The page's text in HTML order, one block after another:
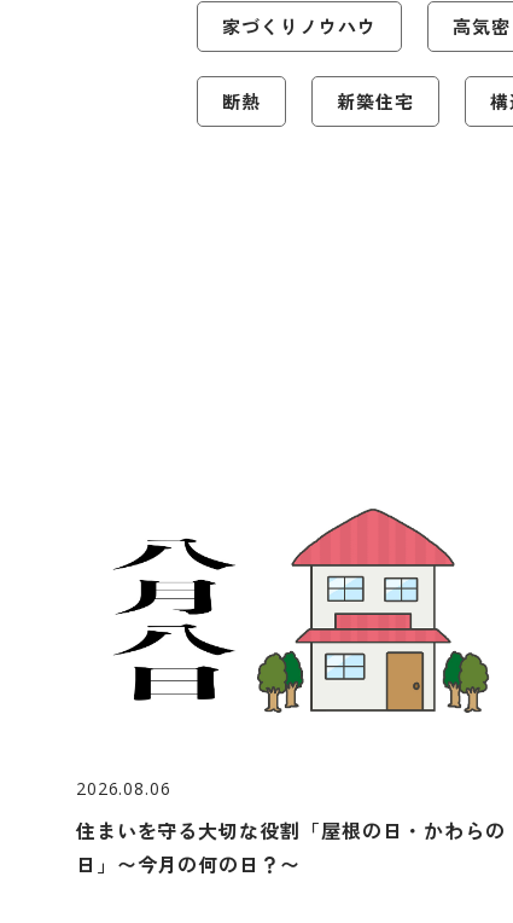
家づくりノウハウ 高気
断熱 新築住宅
2026.08.06
住まいを守る大切な役割「屋根の日・かわらの
日」〜今月の何の日？〜